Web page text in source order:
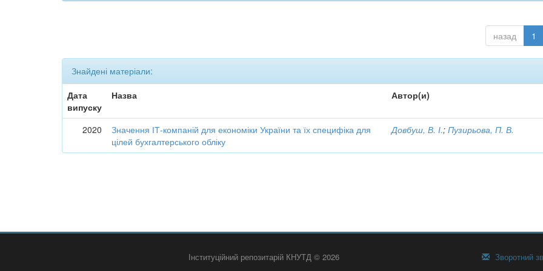
назад 1
Знайдені матеріали:
Дата
випуску
Назва Автор(и)
2020
Значення ІТ-компаній для економіки України та їх специфіка для
цілей бухгалтерського обліку
Довбуш, В. І.;Пузирьова, П. В.
Інституційний репозитарій КНУТД © 2026 Зворотний